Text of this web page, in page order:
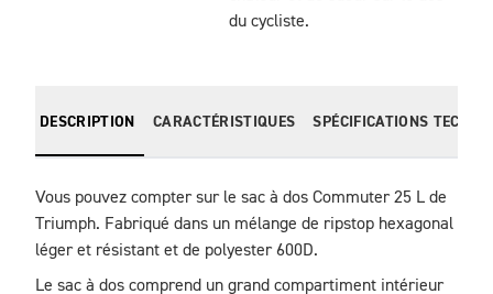
du cycliste.
DESCRIPTION CARACTÉRISTIQUES SPÉCIFICATIONS
Vous pouvez compter sur le sac à dos Commuter 25 L de
Triumph. Fabriqué dans un mélange de ripstop hexagonal
léger et résistant et de polyester 600D.
Le sac à dos comprend un grand compartiment intérieur